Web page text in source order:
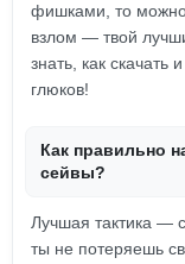
фишками, то
взлом — твой
знать, как скачать
глюков!
Как правильно
сейвы?
Лучшая тактика —
ты не потеряешь